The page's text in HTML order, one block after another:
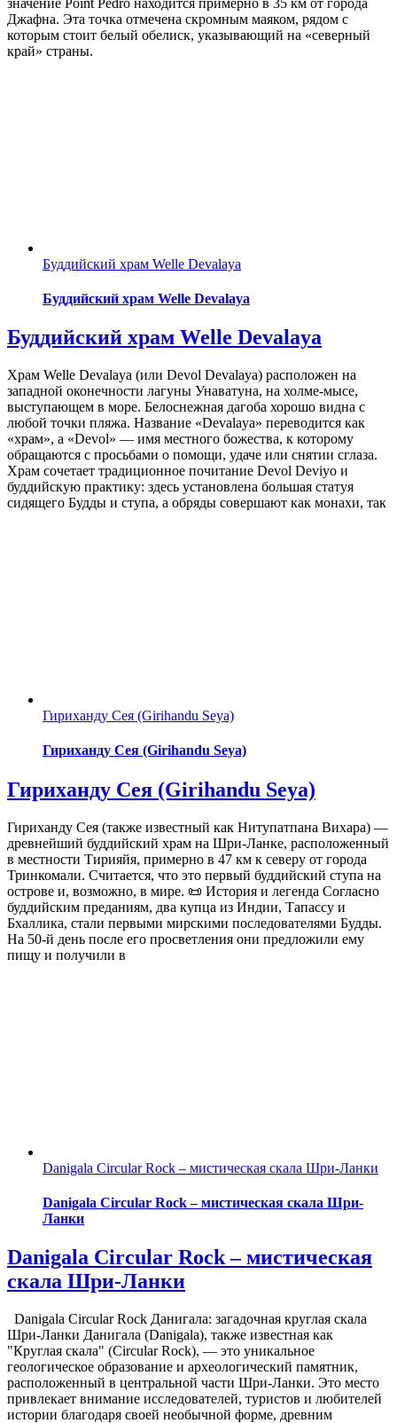
Джафна. Эта точка отмечена скромным маяком, рядом с
которым стоит белый обелиск, указывающий на «северный
край» страны.
Буддийский храм Welle Devalaya
Буддийский храм Welle Devalaya
Буддийский храм Welle Devalaya
Храм Welle Devalaya (или Devol Devalaya) расположен на
западной оконечности лагуны Унаватуна, на холме-мысе,
выступающем в море. Белоснежная дагоба хорошо видна с
любой точки пляжа. Название «Devalaya» переводится как
«храм», а «Devol» — имя местного божества, к которому
обращаются с просьбами о помощи, удаче или снятии сглаза.
Храм сочетает традиционное почитание Devol Deviyo и
буддийскую практику: здесь установлена большая статуя
сидящего Будды и ступа, а обряды совершают как монахи, так
Гириханду Сея (Girihandu Seya)
Гириханду Сея (Girihandu Seya)
Гириханду Сея (Girihandu Seya)
Гириханду Сея (также известный как Нитупатпана Вихара) —
древнейший буддийский храм на Шри-Ланке, расположенный
в местности Тирияйя, примерно в 47 км к северу от города
Тринкомали. Считается, что это первый буддийский ступа на
острове и, возможно, в мире. 📜 История и легенда Согласно
буддийским преданиям, два купца из Индии, Тапассу и
Бхаллика, стали первыми мирскими последователями Будды.
На 50-й день после его просветления они предложили ему
пищу и получили в
Danigala Circular Rock – мистическая скала Шри-Ланки
Danigala Circular Rock – мистическая скала Шри-
Ланки
Danigala Circular Rock – мистическая
скала Шри-Ланки
Danigala Circular Rock Данигала: загадочная круглая скала
Шри-Ланки Данигала (Danigala), также известная как
"Круглая скала" (Circular Rock), — это уникальное
геологическое образование и археологический памятник,
расположенный в центральной части Шри-Ланки. Это место
привлекает внимание исследователей, туристов и любителей
истории благодаря своей необычной форме, древним